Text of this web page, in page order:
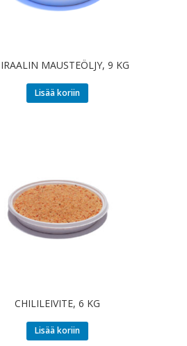
MAUSTEÖLJY, 9 KG
Lisää koriin
CHILILEIVITE, 6 KG
Lisää koriin